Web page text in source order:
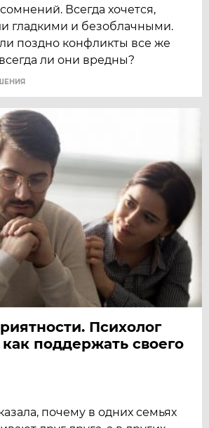
Всегда хочется,
гладкими и безоблачными.
поздно конфликты все же
ли они вредны?
Психолог
поддержать своего
почему в одних семьях